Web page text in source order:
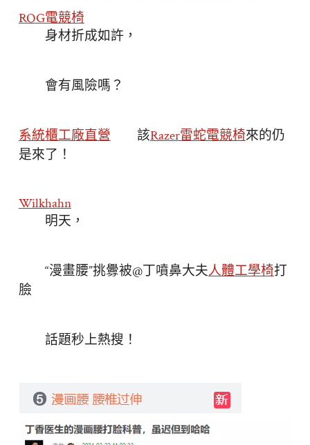
ROG電競椅
身材折成如許，
會有風險嗎？
系統櫃工廠直營 該Razer雷蛇電競椅來的仍
是來了！
Wilkhahn
明天，
“漫畫腰”挑釁被@丁噴鼻大夫人體工學椅打
臉
話題秒上熱搜！